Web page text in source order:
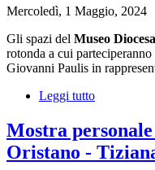
-
Sanna
di
Gonone
-
Tiziana
Mercoledì, 1 Maggio, 2024
Gli spazi del Museo
rotonda a cui
Giovanni Paulis in
Leggi tutto
-
Fauna
Mostra
Oristano -